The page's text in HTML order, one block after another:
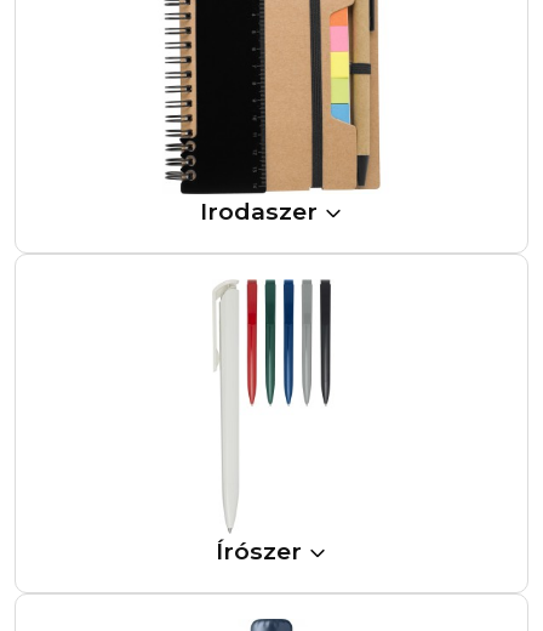
Irodaszer
Írószer